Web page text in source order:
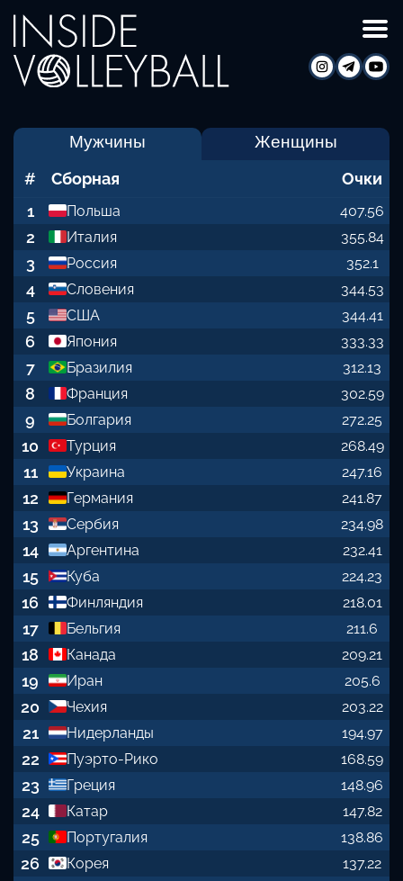
Мужчины
Женщины
#
Сборная
Очки
1
Польша 407.56
2 Италия 355.84
3 Россия 352.1
4 Словения 344.53
5 США 344.41
6 Япония 333.33
7 Бразилия 312.13
8 Франция 302.59
9 Болгария 272.25
10 Турция 268.49
11 Украина 247.16
12 Германия 241.87
13 Сербия 234.98
14 Аргентина 232.41
15 Куба 224.23
16 Финляндия 218.01
17 Бельгия 211.6
18 Канада 209.21
19 Иран 205.6
20 Чехия 203.22
21 Нидерланды 194.97
22 Пуэрто-Рико 168.59
23 Греция 148.96
24 Катар 147.82
25 Португалия 138.86
26 Корея 137.22